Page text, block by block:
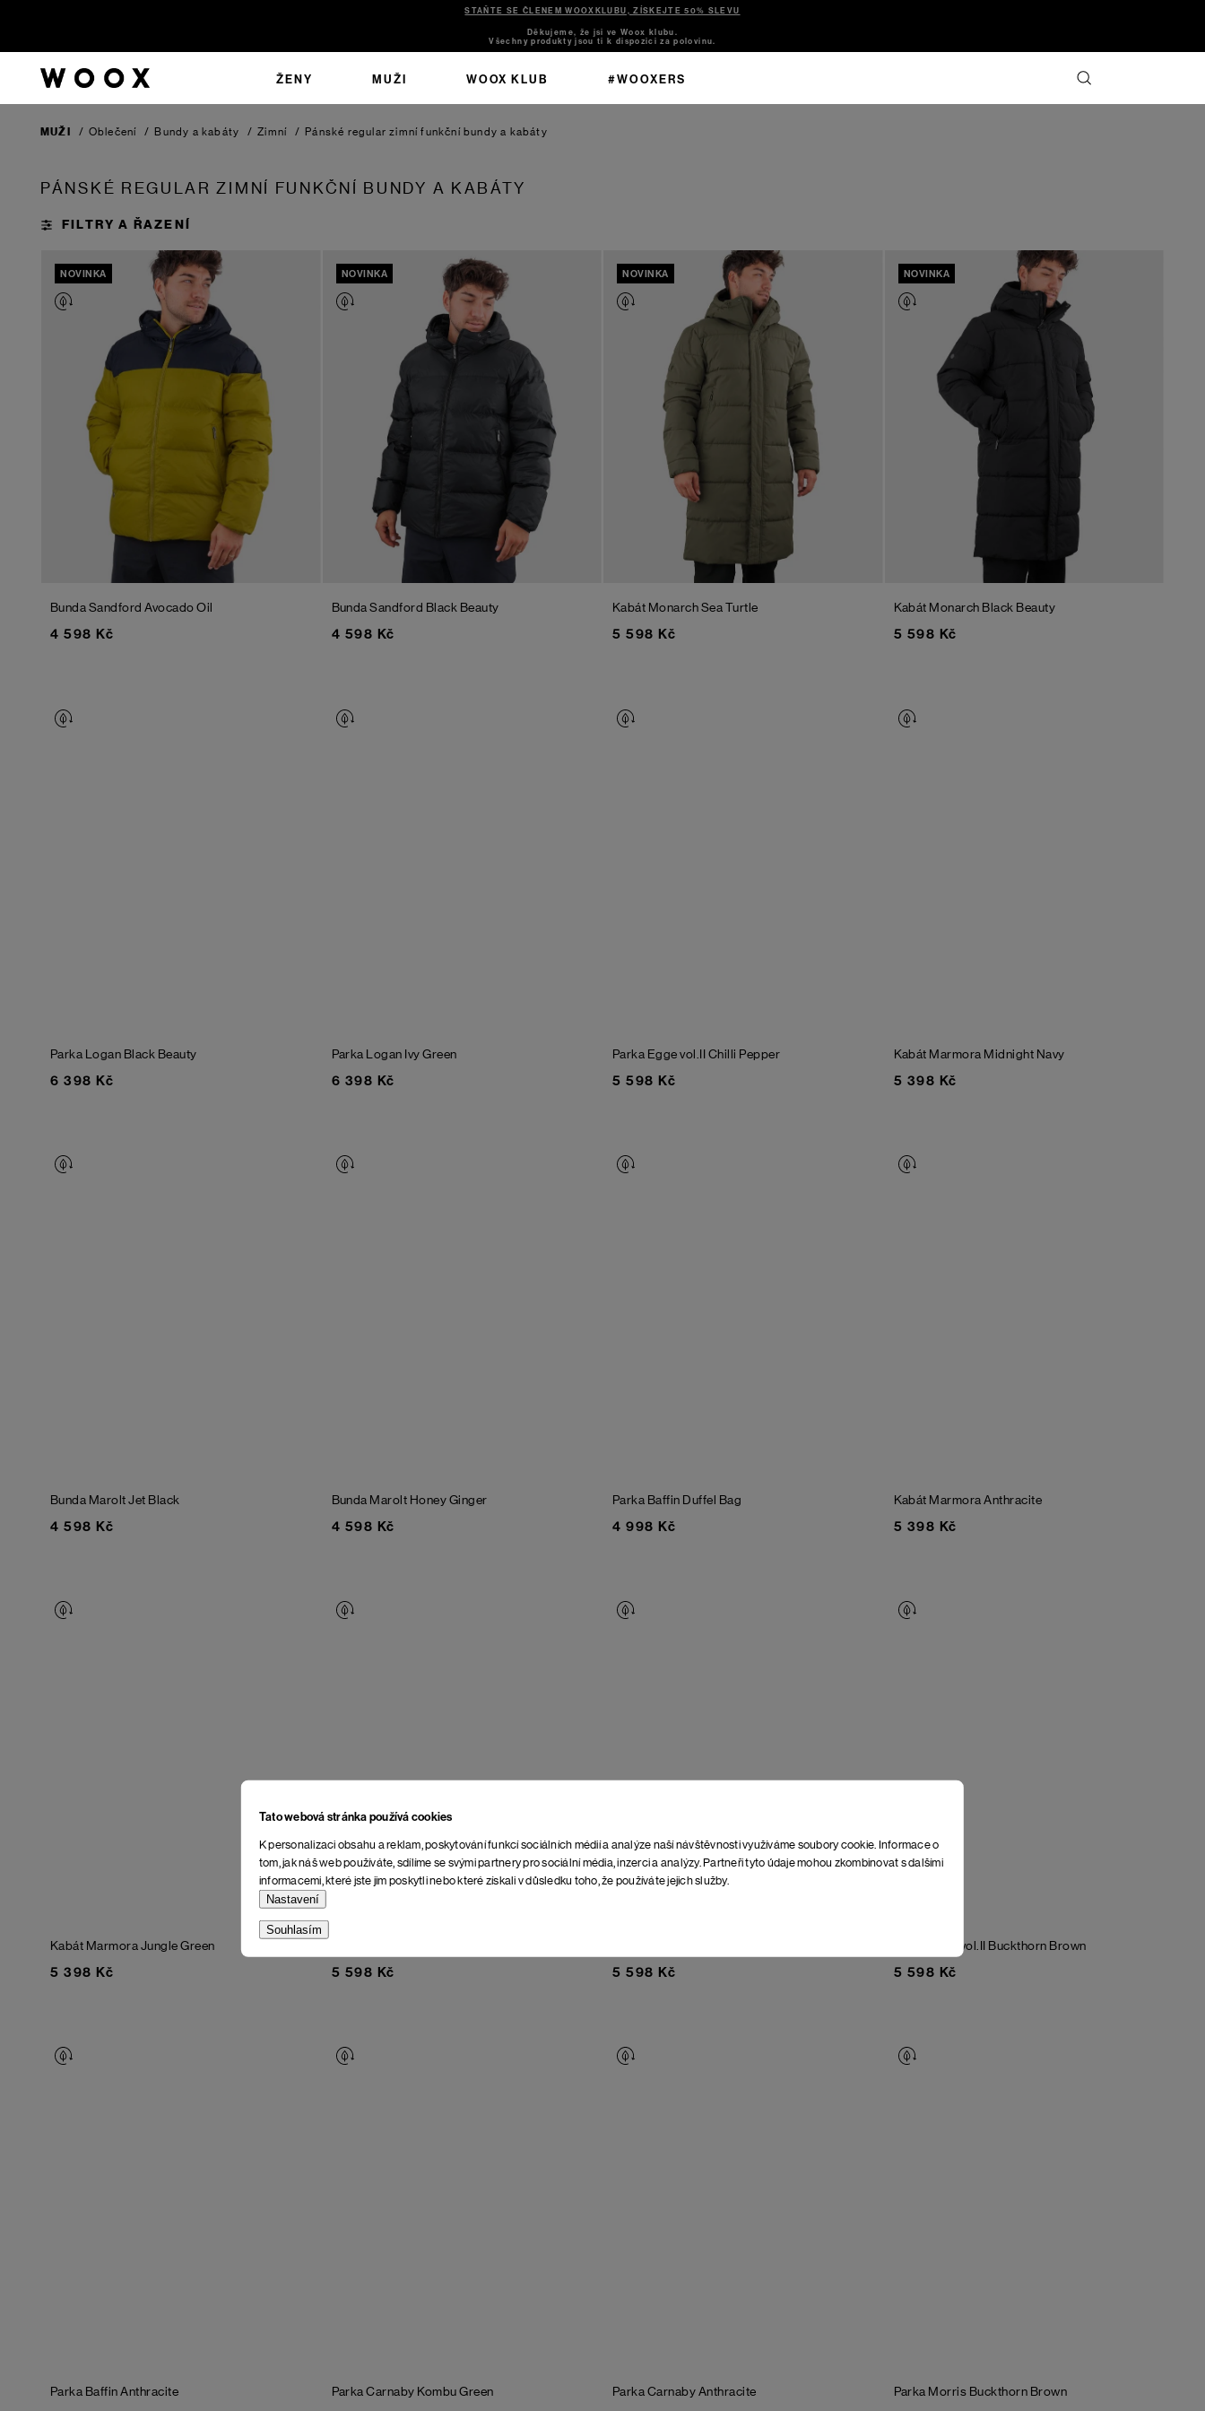
Tato webová stránka používá cookies
K personalizaci obsahu a reklam, poskytování funkcí sociálních médií a analýze naší návštěvnosti využíváme soubory cookie. Informace o
tom, jak náš web používáte, sdílíme se svými partnery pro sociální média, inzerci a analýzy. Partneři tyto údaje mohou zkombinovat s dalšími
informacemi, které jste jim poskytli nebo které získali v důsledku toho, že používáte jejich služby.
Nastavení
Souhlasím
STAŇTE SE ČLENEM WOOXKLUBU, ZÍSKEJTE 50% SLEVU
Děkujeme, že jsi ve Woox klubu.
Všechny produkty jsou ti k dispozici za polovinu.
ŽENY MUŽI WOOX KLUB #WOOXERS
MUŽI / Oblečení / Bundy a kabáty / Zimní / Pánské regular zimní funkční bundy a kabáty
PÁNSKÉ REGULAR ZIMNÍ FUNKČNÍ BUNDY A KABÁTY
NOVINKA
Bunda SandfordAvocado Oil
4 598 Kč
NOVINKA
Bunda Sandford Black Beauty
4 598 Kč
NOVINKA
Kabát MonarchSea Turtle
5 598 Kč
NOVINKA
Kabát Monarch Black Beauty
5 598 Kč
Parka Logan Black Beauty
6 398 Kč
Parka Logan Ivy Green
6 398 Kč
Parka Egge vol.IIChilli Pepper
5 598 Kč
Kabát Marmora Midnight Navy
5 398 Kč
Bunda MaroltJet Black
4 598 Kč
Bunda Marolt Honey Ginger
4 598 Kč
Parka Baffin Duffel Bag
4 998 Kč
Kabát MarmoraAnthracite
5 398 Kč
Kabát MarmoraJungle Green
5 398 Kč 5 598 Kč 5 598 Kč
Parka Sund vol.II Buckthorn Brown
5 598 Kč
Parka BaffinAnthracite Parka Carnaby Kombu Green Parka CarnabyAnthracite Parka Morris Buckthorn Brown